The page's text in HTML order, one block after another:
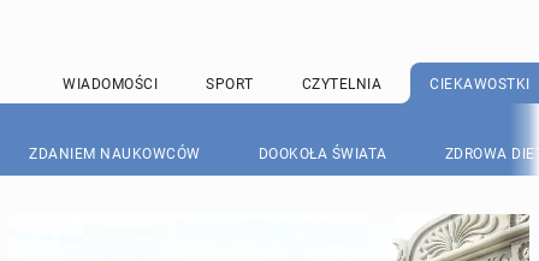
WIADOMOŚCI SPORT CZYTELNIA CIEKAWOSTKI
ZDANIEM NAUKOWCÓW DOOKOŁA ŚWIATA ZDROWA